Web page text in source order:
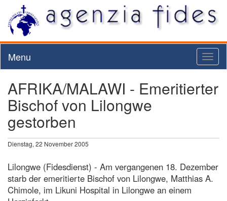
Menu
AFRIKA/MALAWI - Emeritierter
Bischof von Lilongwe
gestorben
Dienstag, 22 November 2005
Lilongwe (Fidesdienst) - Am vergangenen 18. Dezember
starb der emeritierte Bischof von Lilongwe, Matthias A.
Chimole, im Likuni Hospital in Lilongwe an einem